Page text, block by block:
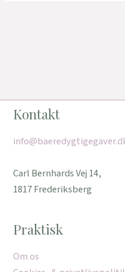
Kontakt
Carl Bernhards Vej 14,
1817 Frederiksberg
Praktisk
Om os